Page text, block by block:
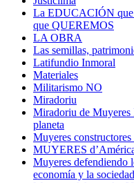
La EDUCACIÓN
que QUEREMOS
LA OBRA
Las semillas,
Latifundio Inmoral
Materiales
Militarismo NO
Miradoriu
Miradoriu de Muyeres
planeta
Muyeres constructores
MUYERES
Muyeres defendiendo
economía y la sociedad